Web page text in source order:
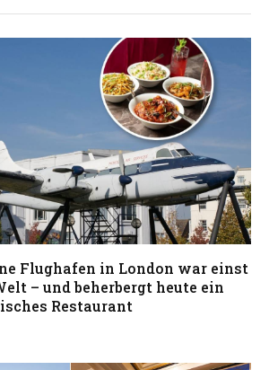
Flughafen in London war einst
– und beherbergt heute ein
Restaurant